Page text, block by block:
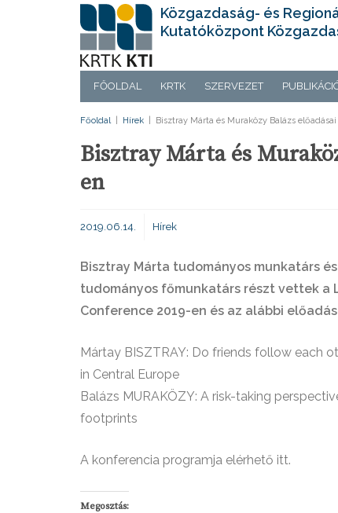
Közgazdaság- és
Kutatóközpont
FŐOLDAL KRTK SZERVEZET
Főoldal Hírek Bisztray Márta és Muraközy Balázs előadásai
Bisztray Márta és
en
2019.06.14. Hírek
Bisztray Márta tudományos munkatárs
tudományos főmunkatárs részt vettek a
Conference 2019-en és az alábbi
Mártay BISZTRAY: Do friends follow each
in Central Europe
Balázs MURAKÖZY: A risk-taking
footprints
A konferencia programja elérhető itt.
Megosztás: